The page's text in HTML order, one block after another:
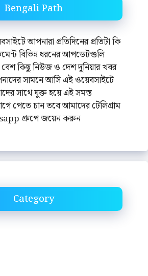
Bengali Path
আপনারা প্রতিদিনের প্রতিটা কি
বিভিন্ন ধরনের আপডেটগুলি
কিছু নিউজ ও দেশ দুনিয়ার খবর
সামনে আসি এই ওয়েবসাইটে
সাথে যুক্ত হয়ে এই সমস্ত
পেতে চান তবে আমাদের টেলিগ্রাম
গ্রুপে জয়েন করুন
Category